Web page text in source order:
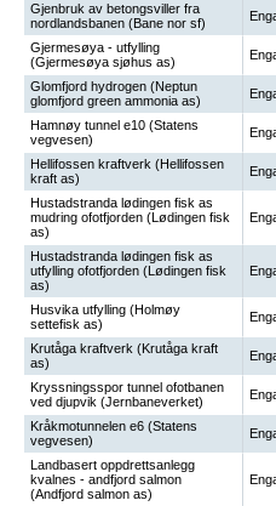
Gjenbruk av betongsviller fra
nordlandsbanen (Bane nor sf)
Gjermesøya - utfylling
(Gjermesøya sjøhus as)
Glomfjord hydrogen (Neptun
glomfjord green ammonia as)
Hamnøy tunnel e10 (Statens
vegvesen)
Hellifossen kraftverk (Hellifossen
kraft as)
Hustadstranda lødingen fisk as
mudring ofotfjorden (Lødingen fisk
as)
Hustadstranda lødingen fisk as
utfylling ofotfjorden (Lødingen fisk
as)
Husvika utfylling (Holmøy
settefisk as)
Krutåga kraftverk (Krutåga kraft
as)
Kryssningsspor tunnel ofotbanen
ved djupvik (Jernbaneverket)
Kråkmotunnelen e6 (Statens
vegvesen)
Landbasert oppdrettsanlegg
kvalnes - andfjord salmon
(Andfjord salmon as)